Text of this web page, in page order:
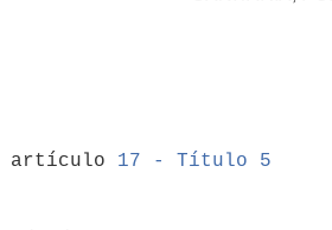
artículo 17 - Título 5